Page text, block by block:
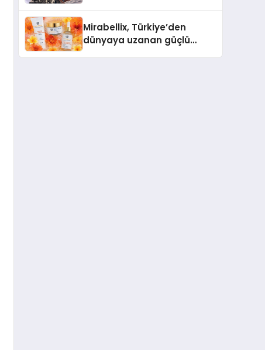
Mirabellix, Türkiye’den
dünyaya uzanan güçlü